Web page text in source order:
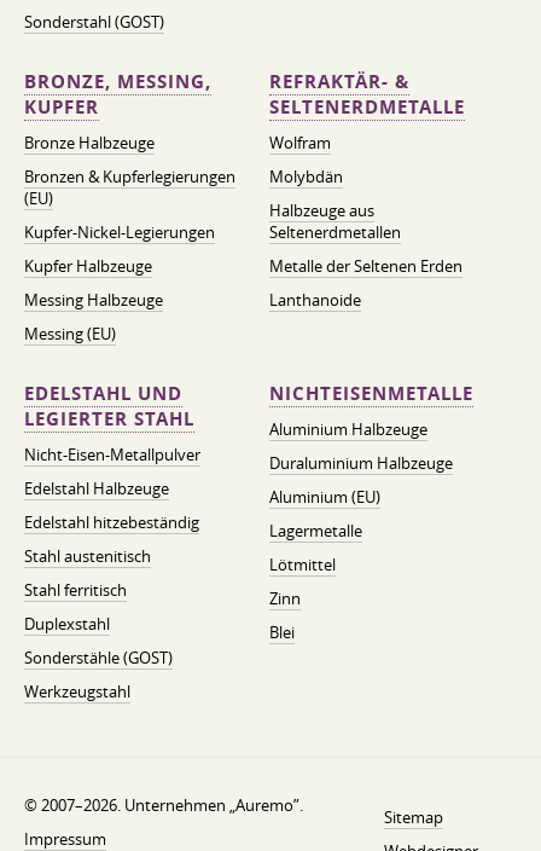
Sonderstahl (GOST)
BRONZE, MESSING,
KUPFER
Bronze Halbzeuge
Bronzen & Kupferlegierungen
(EU)
Kupfer-Nickel-Legierungen
Kupfer Halbzeuge
Messing Halbzeuge
Messing (EU)
REFRAKTÄR- &
SELTENERDMETALLE
Wolfram
Molybdän
Halbzeuge aus
Seltenerdmetallen
Metalle der Seltenen Erden
Lanthanoide
EDELSTAHL UND
LEGIERTER STAHL
Nicht-Eisen-Metallpulver
Edelstahl Halbzeuge
Edelstahl hitzebeständig
Stahl austenitisch
Stahl ferritisch
Duplexstahl
Sonderstähle (GOST)
Werkzeugstahl
NICHTEISENMETALLE
Aluminium Halbzeuge
Duraluminium Halbzeuge
Aluminium (EU)
Lagermetalle
Lötmittel
Zinn
Blei
© 2007–2026. Unternehmen „Auremo”.
Impressum
Sitemap